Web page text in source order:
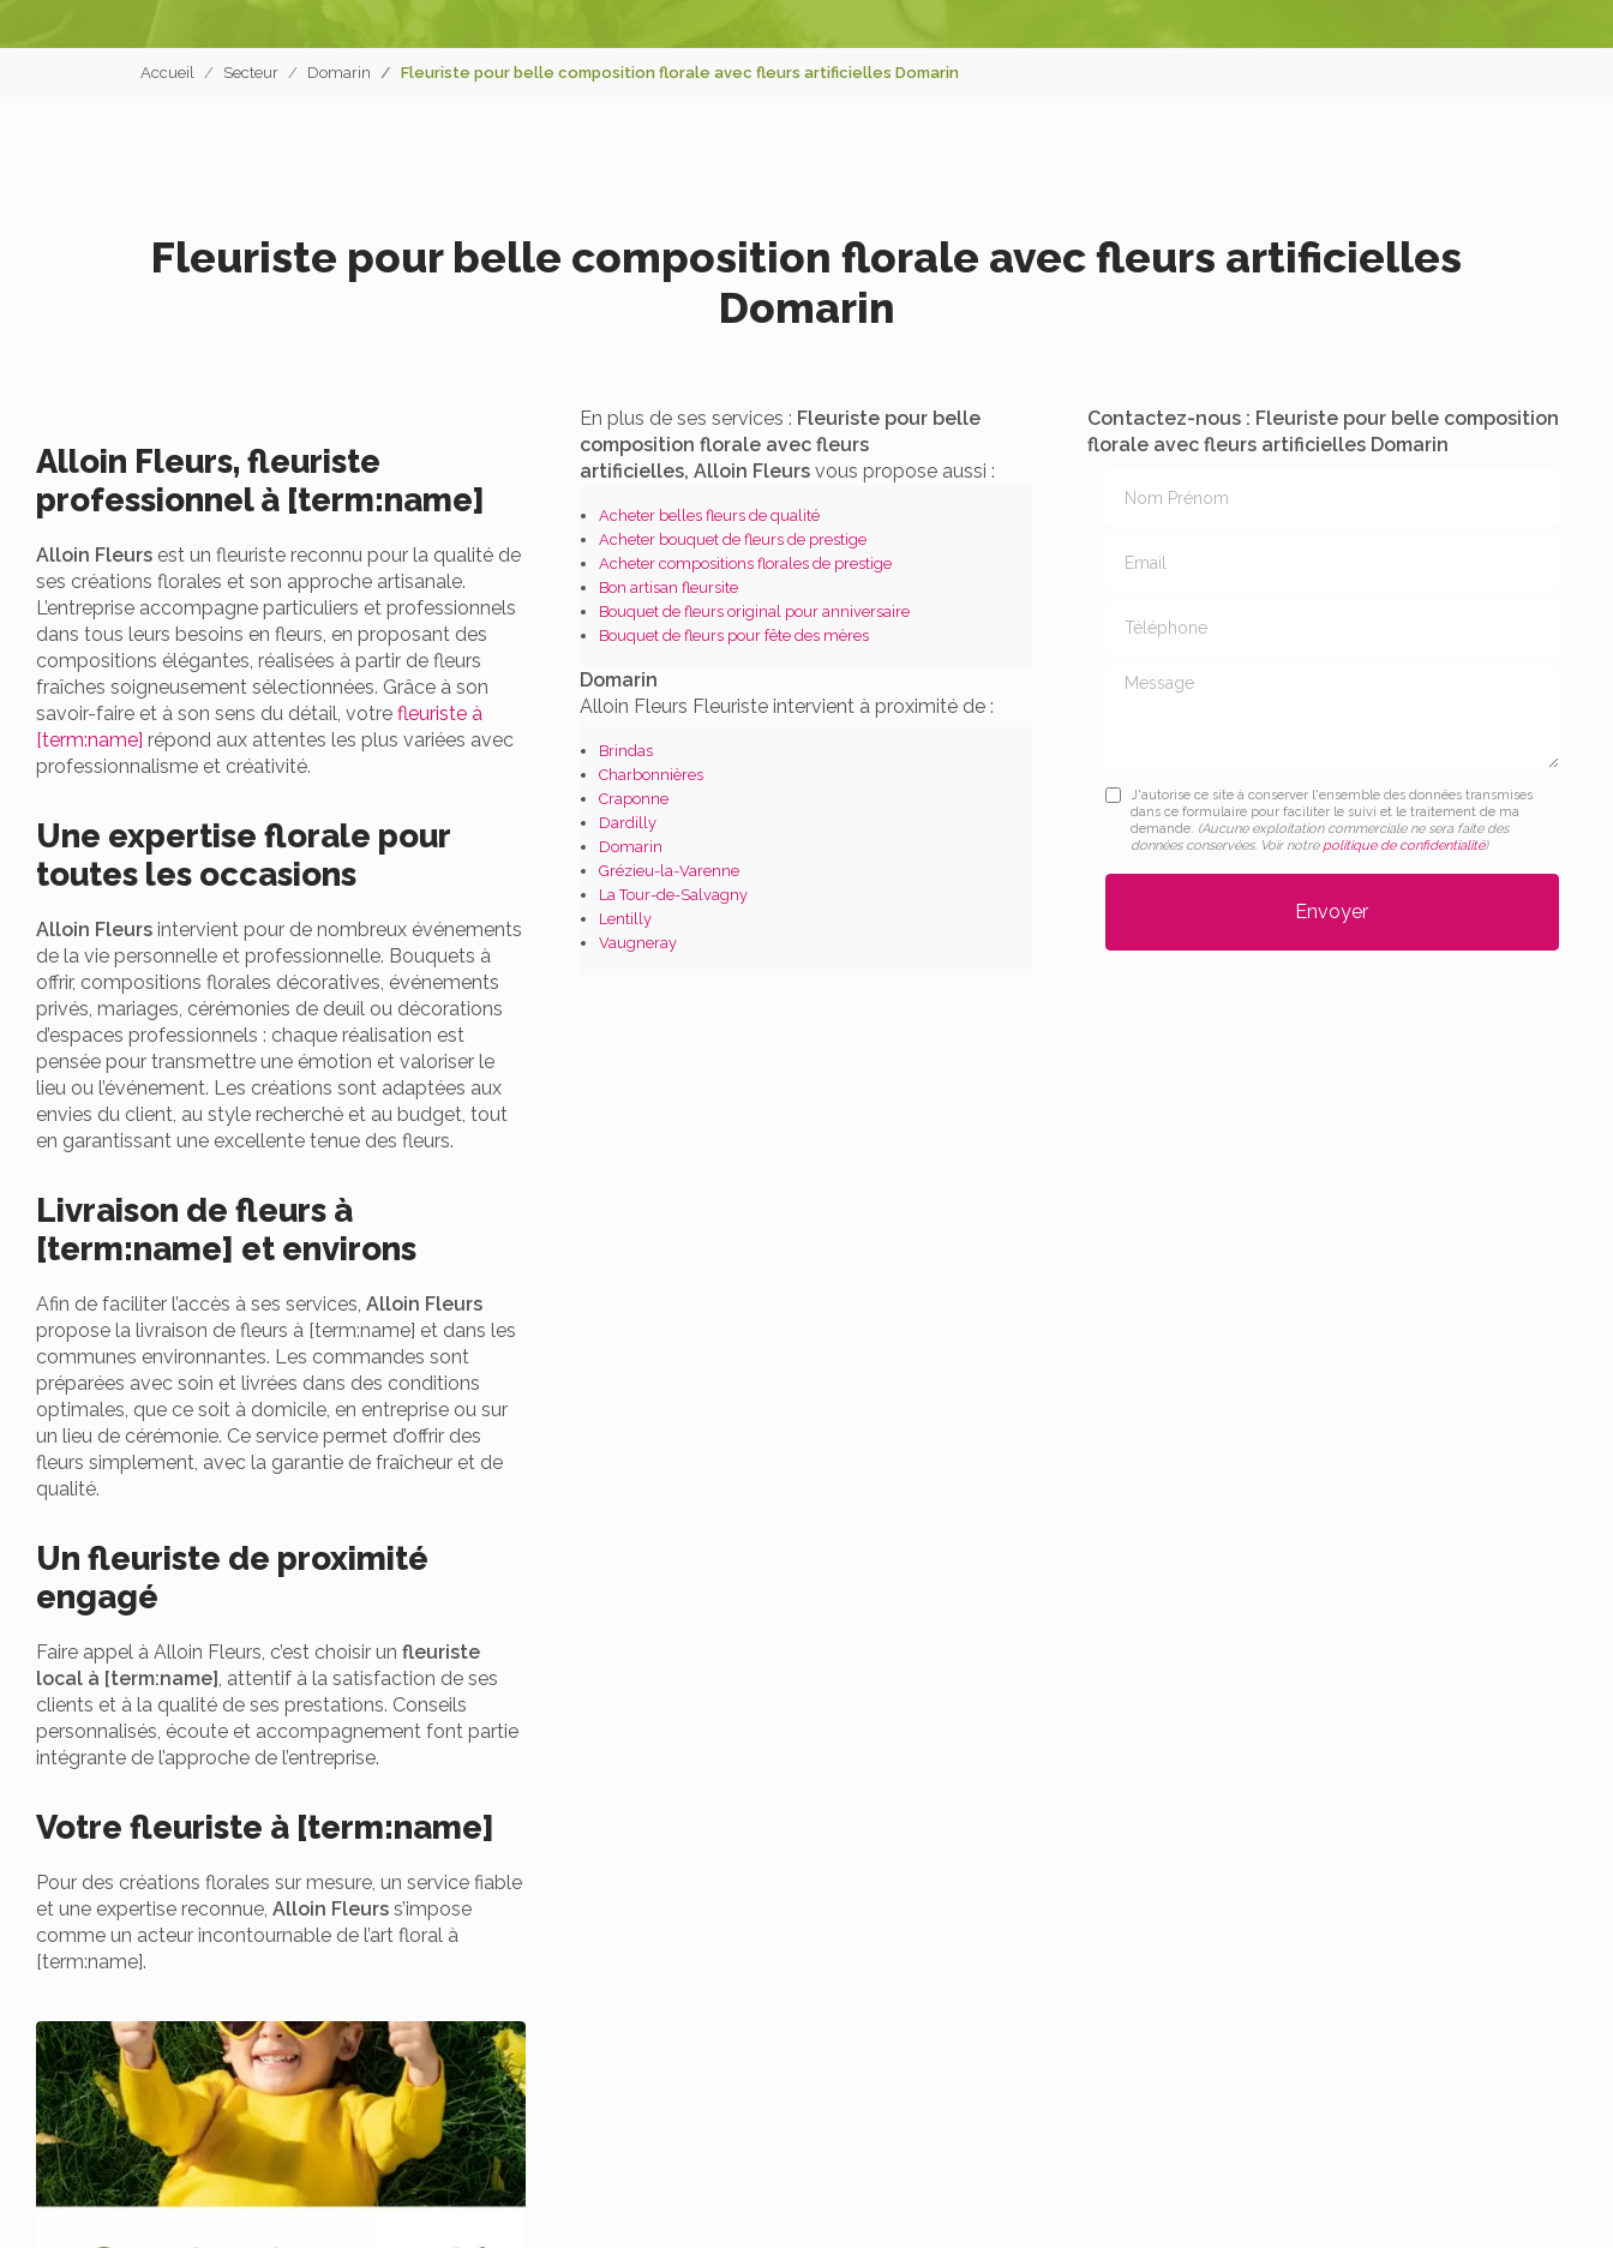
Accueil Secteur Domarin Fleuriste pour belle composition florale avec fleurs artificielles Domarin
Fleuriste pour belle composition florale avec fleurs artificielles
Domarin
Alloin Fleurs, fleuriste
professionnel à [term:name]
Alloin Fleurs est un fleuriste reconnu pour la qualité de
ses créations florales et son approche artisanale.
L’entreprise accompagne particuliers et professionnels
dans tous leurs besoins en fleurs, en proposant des
compositions élégantes, réalisées à partir de fleurs
fraîches soigneusement sélectionnées. Grâce à son
savoir-faire et à son sens du détail, votre fleuriste à
[term:name] répond aux attentes les plus variées avec
professionnalisme et créativité.
Une expertise florale pour
toutes les occasions
Alloin Fleurs intervient pour de nombreux événements
de la vie personnelle et professionnelle. Bouquets à
offrir, compositions florales décoratives, événements
privés, mariages, cérémonies de deuil ou décorations
d’espaces professionnels : chaque réalisation est
pensée pour transmettre une émotion et valoriser le
lieu ou l’événement. Les créations sont adaptées aux
envies du client, au style recherché et au budget, tout
en garantissant une excellente tenue des fleurs.
Livraison de fleurs à
[term:name] et environs
Afin de faciliter l’accès à ses services, Alloin Fleurs
propose la livraison de fleurs à [term:name] et dans les
communes environnantes. Les commandes sont
préparées avec soin et livrées dans des conditions
optimales, que ce soit à domicile, en entreprise ou sur
un lieu de cérémonie. Ce service permet d’offrir des
fleurs simplement, avec la garantie de fraîcheur et de
qualité.
Un fleuriste de proximité
engagé
Faire appel à Alloin Fleurs, c’est choisir un fleuriste
local à [term:name], attentif à la satisfaction de ses
clients et à la qualité de ses prestations. Conseils
personnalisés, écoute et accompagnement font partie
intégrante de l’approche de l’entreprise.
Votre fleuriste à [term:name]
Pour des créations florales sur mesure, un service fiable
et une expertise reconnue, Alloin Fleurs s’impose
comme un acteur incontournable de l’art floral à
[term:name].
En plus de ses services : Fleuriste pour belle
composition florale avec fleurs
artificielles, Alloin Fleursvous propose aussi :
Acheter belles fleurs de qualité
Acheter bouquet de fleurs de prestige
Acheter compositions florales de prestige
Bon artisan fleursite
Bouquet de fleurs original pour anniversaire
Bouquet de fleurs pour fête des mères
Domarin
Alloin Fleurs Fleuriste intervient à proximité de :
Brindas
Charbonnières
Craponne
Dardilly
Domarin
Grézieu-la-Varenne
La Tour-de-Salvagny
Lentilly
Vaugneray
Contactez-nous : Fleuriste pour belle composition
florale avec fleurs artificielles Domarin
Message
J'autorise ce site à conserver l'ensemble des données transmises
dans ce formulaire pour faciliter le suivi et le traitement de ma
demande. (Aucune exploitation commerciale ne sera faite des
données conservées. Voir notre politique de confidentialité)